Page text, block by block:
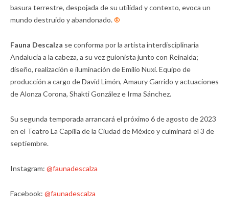
basura terrestre, despojada de su utilidad y contexto, evoca un
mundo destruido y abandonado.®
Fauna Descalza se conforma por la artista interdisciplinaria
Andalucía a la cabeza, a su vez guionista junto con Reinalda;
diseño, realización e iluminación de Emilio Nuxi. Equipo de
producción a cargo de David Limón, Amaury Garrido y actuaciones
de Alonza Corona, Shakti González e Irma Sánchez.
Su segunda temporada arrancará el próximo 6 de agosto de 2023
en el Teatro La Capilla de la Ciudad de México y culminará el 3 de
septiembre.
Instagram: @faunadescalza
Facebook: @faunadescalza